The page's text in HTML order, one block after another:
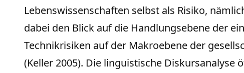
Lebenswissenschaften selbst als Risiko,
dabei den Blick auf die Handlungsebene der
Technikrisiken auf der Makroebene der
(Keller 2005). Die linguistische